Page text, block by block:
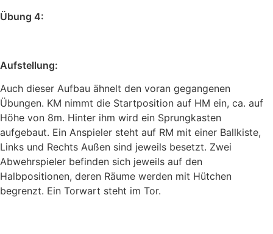
Übung 4:
Aufstellung:
Auch dieser Aufbau ähnelt den voran gegangenen
Übungen. KM nimmt die Startposition auf HM ein, ca. auf
Höhe von 8m. Hinter ihm wird ein Sprungkasten
aufgebaut. Ein Anspieler steht auf RM mit einer Ballkiste,
Links und Rechts Außen sind jeweils besetzt. Zwei
Abwehrspieler befinden sich jeweils auf den
Halbpositionen, deren Räume werden mit Hütchen
begrenzt. Ein Torwart steht im Tor.